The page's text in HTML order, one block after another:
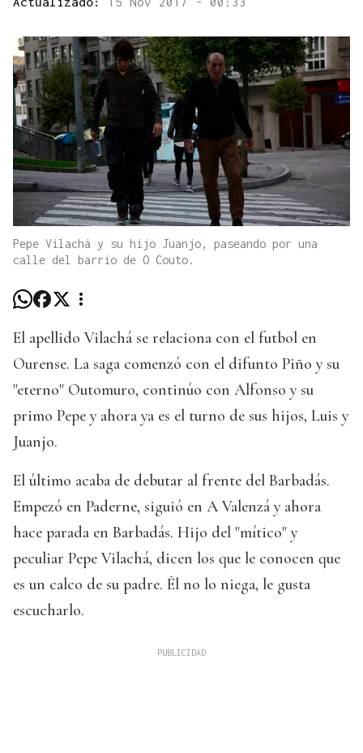
Pepe Vilachá y su hijo Juanjo, paseando por una
calle del barrio de O Couto.
El apellido Vilachá se relaciona con el futbol en
Ourense. La saga comenzó con el difunto Piño y su
"eterno" Outomuro, continúo con Alfonso y su
primo Pepe y ahora ya es el turno de sus hijos, Luis y
Juanjo.
El último acaba de debutar al frente del Barbadás.
Empezó en Paderne, siguió en A Valenzá y ahora
hace parada en Barbadás. Hijo del "mítico" y
peculiar Pepe Vilachá, dicen los que le conocen que
es un calco de su padre. Él no lo niega, le gusta
escucharlo.